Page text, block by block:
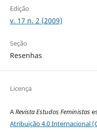
Edição
v. 17 n. 2 (2009)
Seção
Resenhas
Licença
ARevista Estudos Feministas
Atribuição 4.0 Internacional